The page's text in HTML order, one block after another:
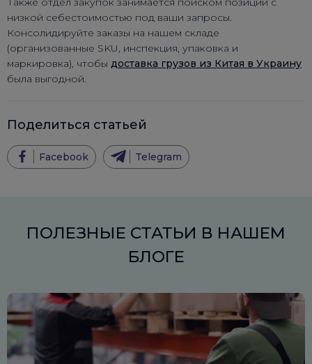
низкой себестоимостью под ваши запросы.
Консолидируйте заказы на нашем складе
(организованные SKU, инспекция, упаковка и
маркировка), чтобы доставка грузов из Китая в Украину
была выгодной.
Поделиться статьей
Facebook Telegram
ПОЛЕЗНЫЕ СТАТЬИ В НАШЕМ
БЛОГЕ